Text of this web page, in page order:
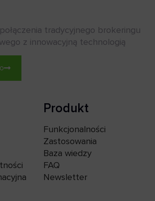
tradycyjnego brokeringu
z innowacyjną technologią
Produkt
Funkcjonalności
Zastosowania
Baza wiedzy
FAQ
Newsletter